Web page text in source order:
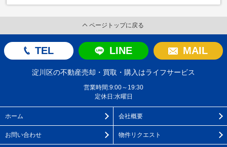
ページトップに戻る
TEL LINE MAIL
淀川区の不動産売却・買取・購入はライフサービス
営業時間:9:00～19:30
定休日:水曜日
ホーム 会社概要
お問い合わせ 物件リクエスト